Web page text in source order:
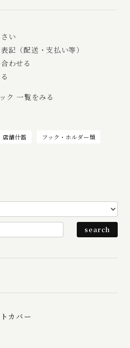
い
記（配送・支払い等）
わせる
ク 一覧をみる
店舗什器 フック・ホルダー類
カバー